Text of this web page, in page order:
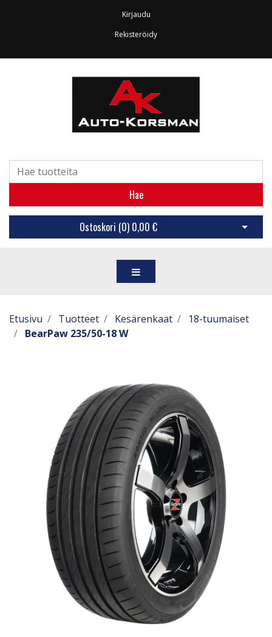
Kirjaudu
Rekisteröidy
Hae
Ostoskori (0) 0,00 € Avaa
Etusivu Tuotteet Kesärenkaat
18-tuumaiset
BearPaw 235/50-18 W